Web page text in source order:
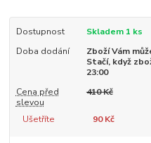
Dostupnost
Skladem 1 ks
Doba dodání
Zboží Vám
Stačí, když
23:00
Cena před
slevou
410 Kč
Ušetříte 90 Kč